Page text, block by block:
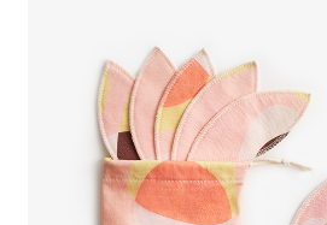
Menstruatiesponsjes
Wasbaar maandverband
Toebehoren